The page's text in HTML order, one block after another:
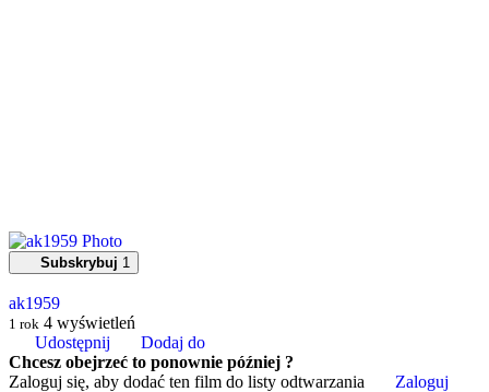
Subskrybuj 1
ak1959
1 rok 4 wyświetleń
Udostępnij
Dodaj do
Chcesz obejrzeć to ponownie później ?
Zaloguj się, aby dodać ten film do listy odtwarzania
Zaloguj